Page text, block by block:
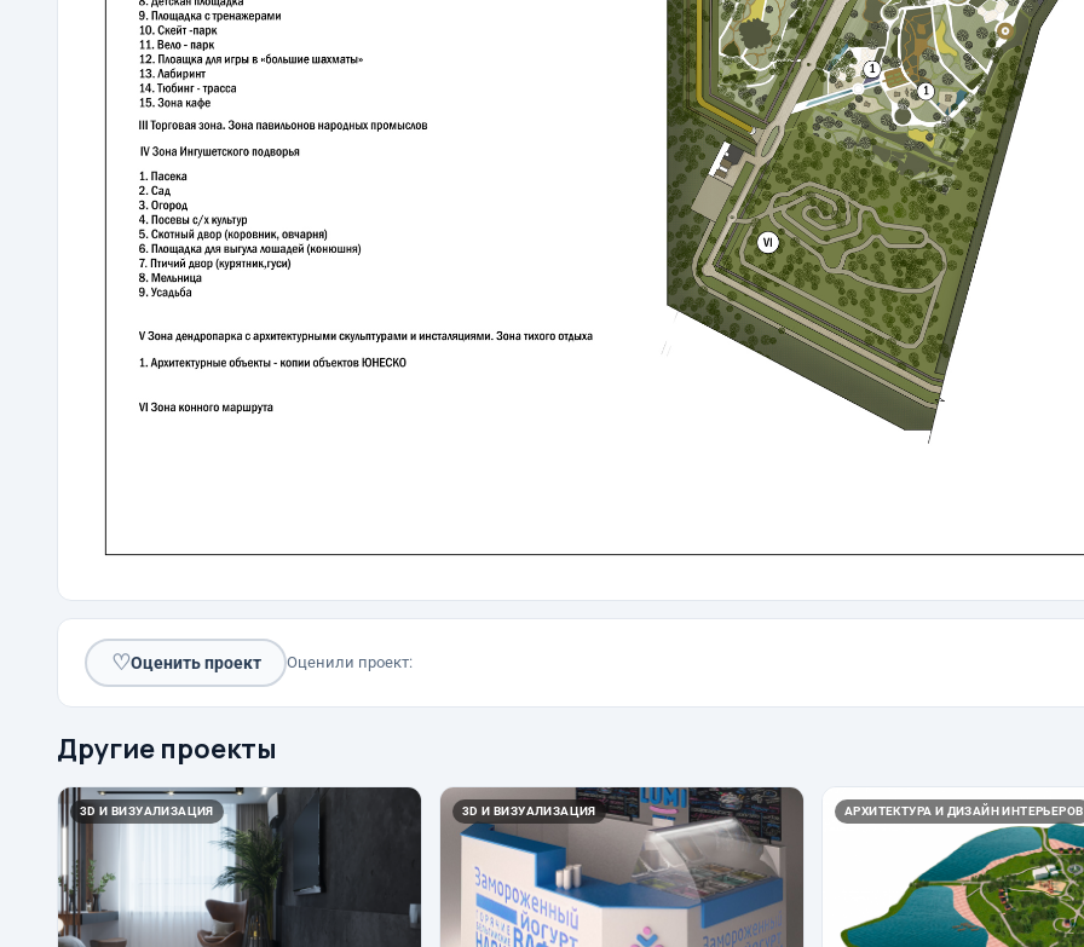
♡Оценить проект Оценили проект:
Другие проекты
3D И ВИЗУАЛИЗАЦИЯ 3D И ВИЗУАЛИЗАЦИЯ АРХИТЕКТУРА И ДИЗАЙН ИНТЕРЬЕРОВ